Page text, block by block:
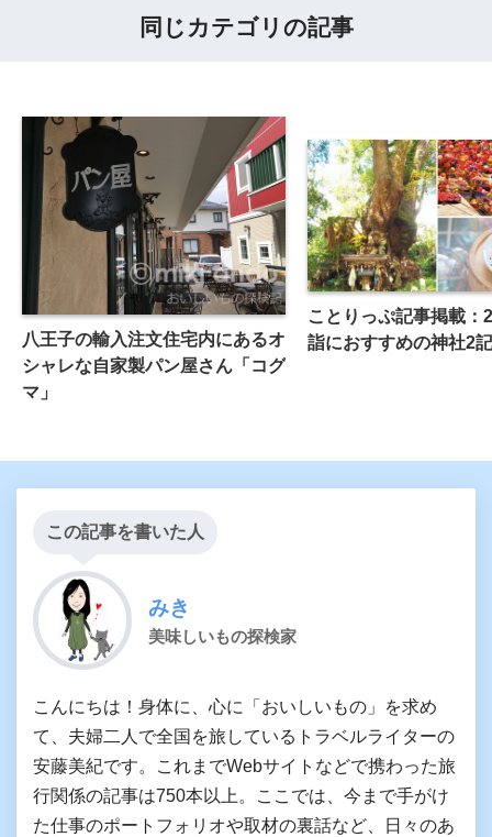
同じカテゴリの記事
八王子の輸入注文住宅内にあるオ
シャレな自家製パン屋さん「コグ
マ」
ことりっぷ記事掲載：
詣におすすめの神社2
この記事を書いた人
みき
美味しいもの探検家
こんにちは！身体に、心に「おいしいもの」を求め
て、夫婦二人で全国を旅しているトラベルライターの
安藤美紀です。これまでWebサイトなどで携わった旅
行関係の記事は750本以上。ここでは、今まで手がけ
た仕事のポートフォリオや取材の裏話など、日々のあ